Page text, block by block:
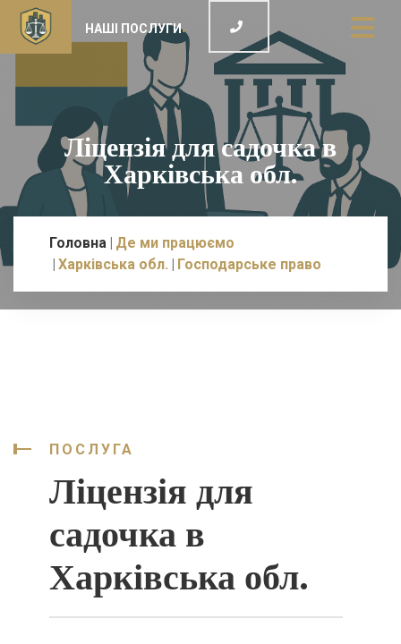
НАШІ ПОСЛУГИ
Ліцензія для садочка в
Харківська обл.
Головна Де ми працюємо
Харківська обл.
Господарське право
ПОСЛУГА
Ліцензія для
садочка в
Харківська обл.